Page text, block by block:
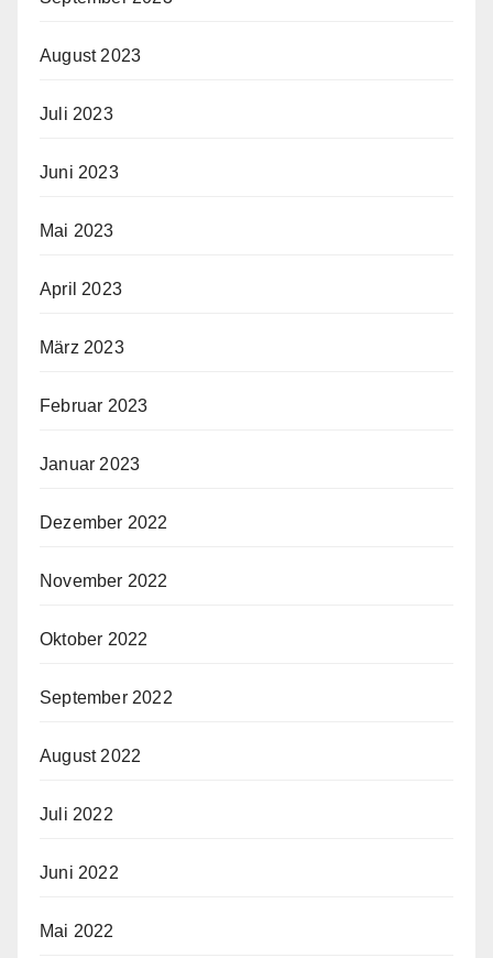
August 2023
Juli 2023
Juni 2023
Mai 2023
April 2023
März 2023
Februar 2023
Januar 2023
Dezember 2022
November 2022
Oktober 2022
September 2022
August 2022
Juli 2022
Juni 2022
Mai 2022